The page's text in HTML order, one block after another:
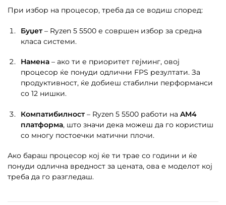
При избор на процесор, треба да се водиш според:
Буџет– Ryzen 5 5500 е совршен избор за средна
класа системи.
Намена – ако ти е приоритет гејминг, овој
процесор ќе понуди одлични FPS резултати. За
продуктивност, ќе добиеш стабилни перформанси
со 12 нишки.
Компатибилност– Ryzen 5 5500 работи на AM4
платформа, што значи дека можеш да го користиш
со многу постоечки матични плочи.
Ако бараш процесор кој ќе ти трае со години и ќе
понуди одлична вредност за цената, ова е моделот кој
треба да го разгледаш.